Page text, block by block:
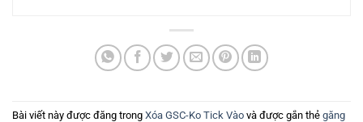
Bài viết này được đăng trong Xóa GSC-Ko Tick Vào và được gắn thẻ găng